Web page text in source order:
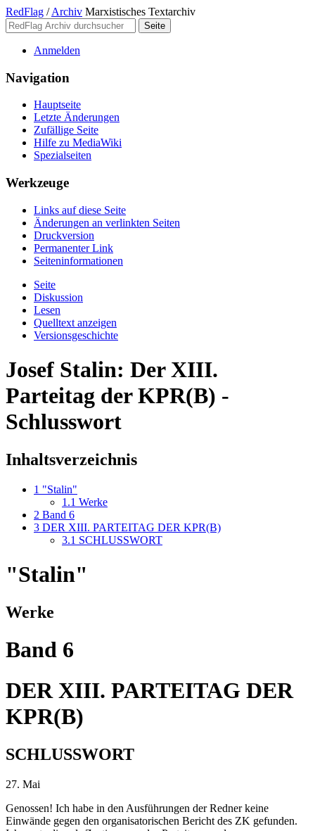
RedFlag / Archiv Marxistisches Textarchiv
Anmelden
Navigation
Hauptseite
Letzte Änderungen
Zufällige Seite
Hilfe zu MediaWiki
Spezialseiten
Werkzeuge
Links auf diese Seite
Änderungen an verlinkten Seiten
Druckversion
Permanenter Link
Seiten­­informationen
Seite
Diskussion
Lesen
Quelltext anzeigen
Versionsgeschichte
Josef Stalin: Der XIII.
Parteitag der KPR(B) -
Schlusswort
Inhaltsverzeichnis
1 "Stalin"
1.1 Werke
2 Band 6
3 DER XIII. PARTEITAG DER KPR(B)
3.1 SCHLUSSWORT
"Stalin"
Werke
Band 6
DER XIII. PARTEITAG DER
KPR(B)
SCHLUSSWORT
27. Mai
Genossen! Ich habe in den Ausführungen der Redner keine
Einwände gegen den organisatorischen Bericht des ZK gefunden.